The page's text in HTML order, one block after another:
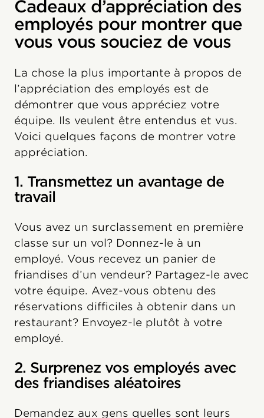
Cadeaux d’appréciation des
employés pour montrer que
vous vous souciez de vous
La chose la plus importante à propos de
l’appréciation des employés est de
démontrer que vous appréciez votre
équipe. Ils veulent être entendus et vus.
Voici quelques façons de montrer votre
appréciation.
1. Transmettez un avantage de
travail
Vous avez un surclassement en première
classe sur un vol? Donnez-le à un
employé. Vous recevez un panier de
friandises d’un vendeur? Partagez-le avec
votre équipe. Avez-vous obtenu des
réservations difficiles à obtenir dans un
restaurant? Envoyez-le plutôt à votre
employé.
2. Surprenez vos employés avec
des friandises aléatoires
Demandez aux gens quelles sont leurs